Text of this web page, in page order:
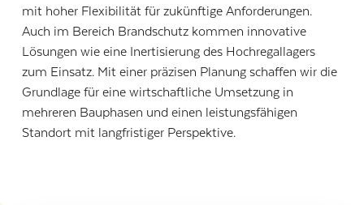
mit hoher Flexibilität für zukünftige Anforderungen.
Auch im Bereich Brandschutz kommen innovative
Lösungen wie eine Inertisierung des Hochregallagers
zum Einsatz. Mit einer präzisen Planung schaffen wir die
Grundlage für eine wirtschaftliche Umsetzung in
mehreren Bauphasen und einen leistungsfähigen
Standort mit langfristiger Perspektive.